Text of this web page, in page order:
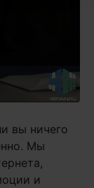
вы ничего
Мы
и